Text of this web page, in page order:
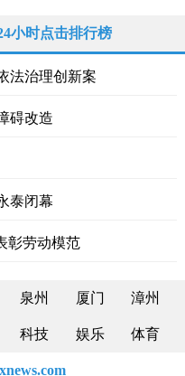
小时点击排行榜
法治理创新案
碍改造
泰闭幕
彰劳动模范
泉州 厦门 漳州
科技 娱乐 体育